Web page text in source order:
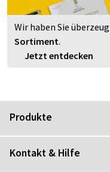
Wir haben Sie
Sortiment.
Jetzt entdecken
Produkte
Kontakt & Hilfe